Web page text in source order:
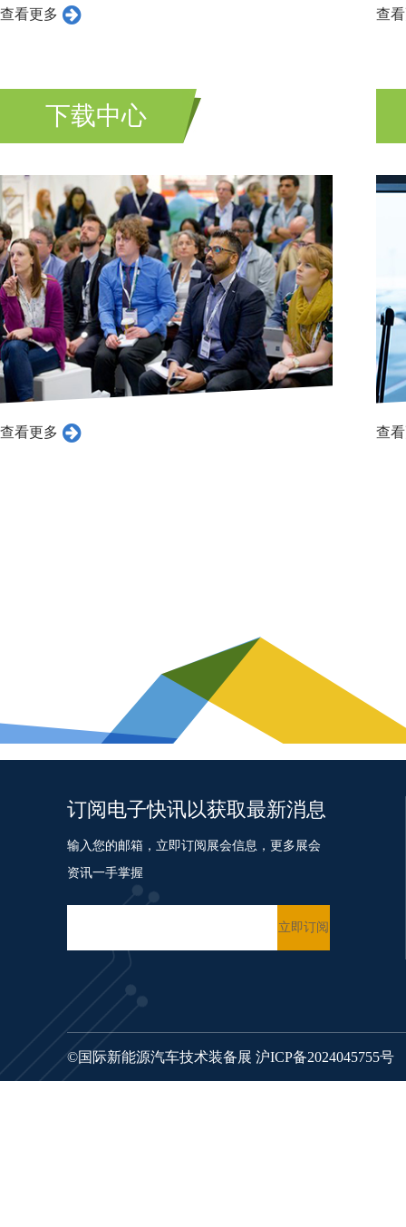
查看更多 查
下载中心
查看更多 查
订阅电子快讯以获取最新消息
输入您的邮箱，立即订阅展会信息，更多展会
资讯一手掌握
©国际新能源汽车技术装备展 沪ICP备2024045755号